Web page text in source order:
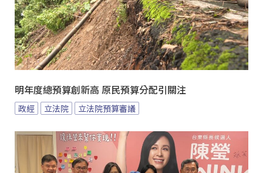
明年度總預算創新高 原民預算分配引關注
政經 立法院 立法院預算審議